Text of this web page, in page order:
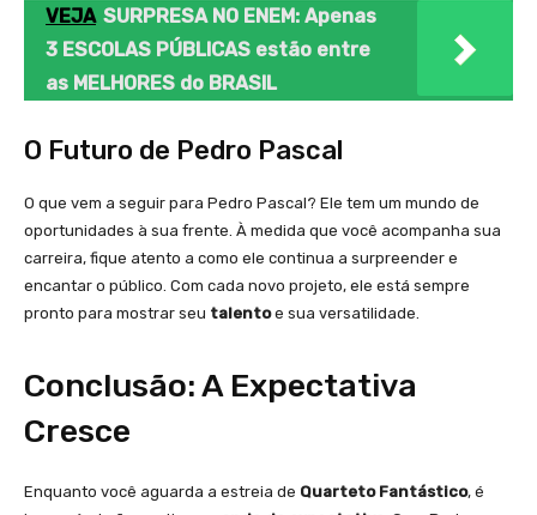
VEJA SURPRESA NO ENEM: Apenas
3 ESCOLAS PÚBLICAS estão entre
as MELHORES do BRASIL
O Futuro de Pedro Pascal
O que vem a seguir para Pedro Pascal? Ele tem um mundo de
oportunidades à sua frente. À medida que você acompanha sua
carreira, fique atento a como ele continua a surpreender e
encantar o público. Com cada novo projeto, ele está sempre
pronto para mostrar seu talentoe sua versatilidade.
Conclusão: A Expectativa
Cresce
Enquanto você aguarda a estreia de Quarteto Fantástico, é